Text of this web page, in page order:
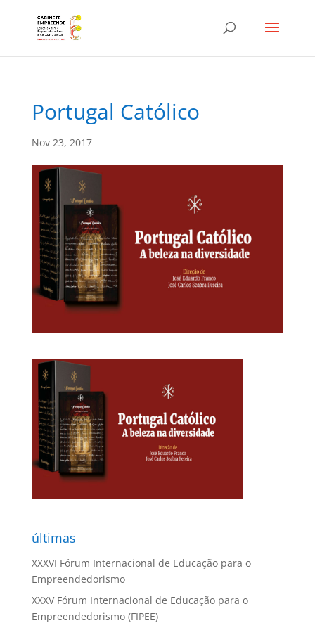
Portugal Católico
Nov 23, 2017
últimas
XXXVI Fórum Internacional de Educação para o
Empreendedorismo
XXXV Fórum Internacional de Educação para o
Empreendedorismo (FIPEE)